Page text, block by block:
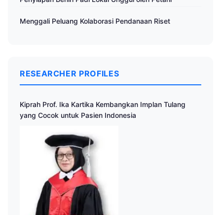
Menggali Peluang Kolaborasi Pendanaan Riset
RESEARCHER PROFILES
Kiprah Prof. Ika Kartika Kembangkan Implan Tulang
yang Cocok untuk Pasien Indonesia